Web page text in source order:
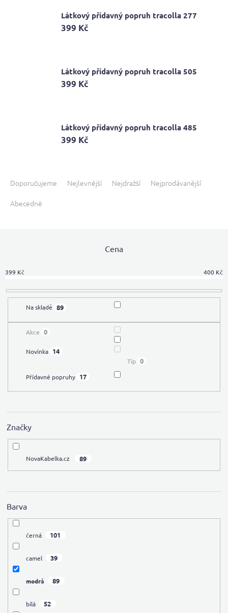
Látkový přídavný popruh tracolla 277
399 Kč
Látkový přídavný popruh tracolla 505
399 Kč
Látkový přídavný popruh tracolla 485
399 Kč
d
k
Doporučujeme Nejlevnější Nejdražší
Nejprodávanější
Abecedně
Cena
399 Kč 400 Kč
Na skladě 89
Akce 0
Novinka 14
Tip 0
Přídavné popruhy 17
Značky
NovaKabelka.cz 89
Barva
černá 101
camel 39
modrá 89
bílá 52